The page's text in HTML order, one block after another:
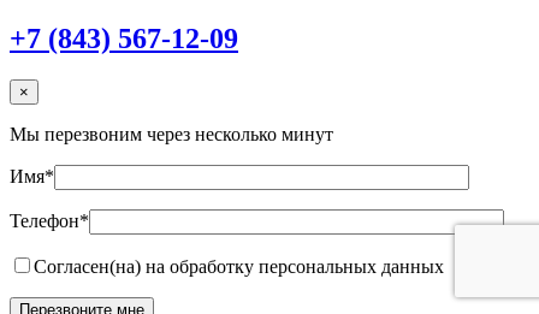
+7 (843) 567-12-09
×
Мы перезвоним через несколько минут
Имя*
Телефон*
Согласен(на) на обработку персональных данных